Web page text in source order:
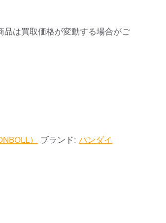
は買取価格が変動する場合がご
） ブランド: バンダイ